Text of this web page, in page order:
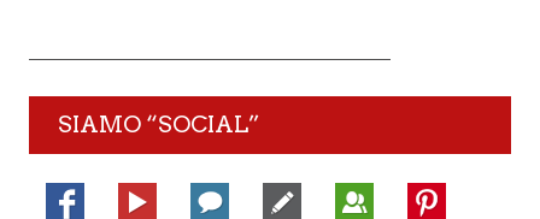
SIAMO “SOCIAL”